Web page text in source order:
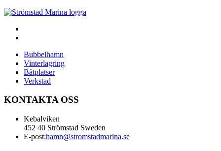
Bubbelhamn
Vinterlagring
Båtplatser
Verkstad
KONTAKTA OSS
Kebalviken
452 40 Strömstad Sweden
E-post:hamn@stromstadmarina.se